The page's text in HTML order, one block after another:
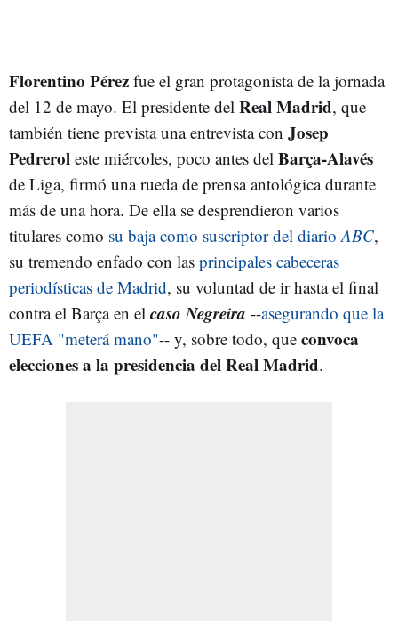
Florentino Pérez fue el gran protagonista de la jornada
del 12 de mayo. El presidente del Real Madrid, que
también tiene prevista una entrevista con Josep
Pedrerol este miércoles, poco antes del Barça-Alavés
de Liga, firmó una rueda de prensa antológica durante
más de una hora. De ella se desprendieron varios
titulares como su baja como suscriptor del diario ABC,
su tremendo enfado con las principales cabeceras
periodísticas de Madrid, su voluntad de ir hasta el final
contra el Barça en el caso Negreira --asegurando que la
UEFA "meterá mano"-- y, sobre todo, que convoca
elecciones a la presidencia del Real Madrid.